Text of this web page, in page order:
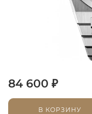
84 600 ₽
В КОРЗИНУ